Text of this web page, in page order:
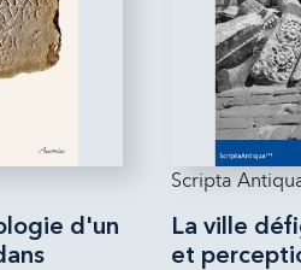
d'un
Scripta
La ville
et